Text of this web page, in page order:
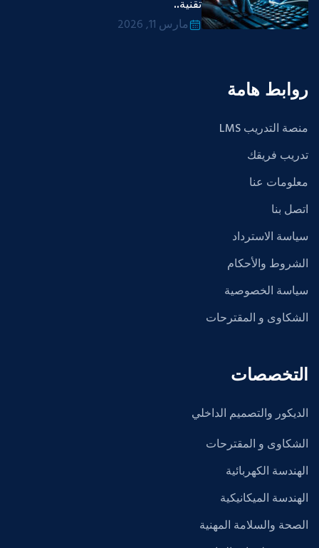
تقنية..
مارس 11, 2026
روابط هامة
منصة التدريب LMS
تدريب فريقك
معلومات عنا
اتصل بنا
سياسة الاسترداد
الشروط والأحكام
سياسة الخصوصية
الشكاوى و المقترحات
التخصصات
الديكور والتصميم الداخلي
الشكاوى و المقترحات
الهندسة الكهربائية
الهندسة الميكانيكية
الصحة والسلامة المهنية